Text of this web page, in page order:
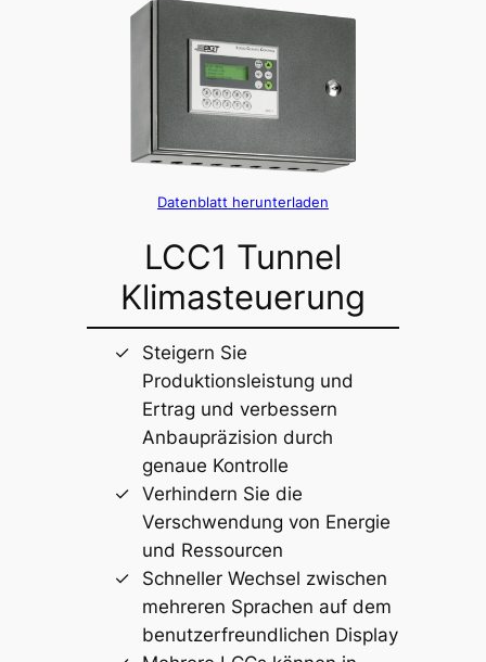
Datenblatt herunterladen
LCC1 Tunnel
Klimasteuerung
Steigern Sie
Produktionsleistung und
Ertrag und verbessern
Anbaupräzision durch
genaue Kontrolle
Verhindern Sie die
Verschwendung von Energie
und Ressourcen
Schneller Wechsel zwischen
mehreren Sprachen auf dem
benutzerfreundlichen Display